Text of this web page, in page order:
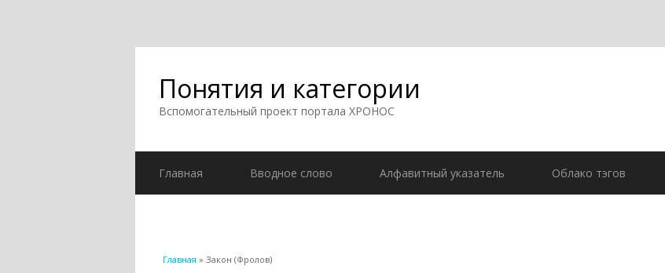
Понятия и категории
Вспомогательный проект портала ХРОНОС
Главная Вводное слово Алфавитный указатель Облако тэгов
Вы здесь
Главная » Закон (Фролов)